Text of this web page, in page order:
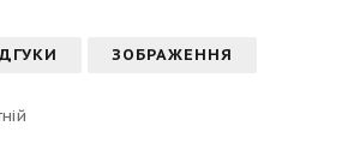
ЗОБРАЖЕННЯ